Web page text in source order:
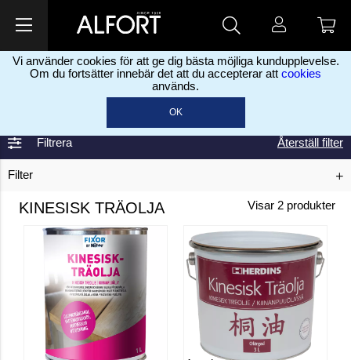
Vi använder cookies för att ge dig bästa möjliga kundupplevelse.
Om du fortsätter innebär det att du accepterar att cookies
används.
OK
Oljor
Filtrera
Filter
Återställ filter
KINESISK TRÄOLJA Visar 2 produkter